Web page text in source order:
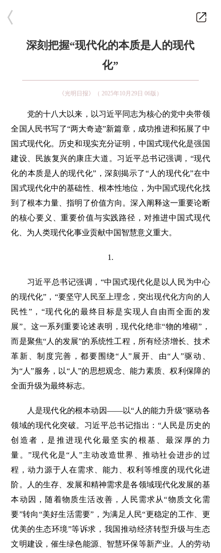
深刻把握“现代化的本质是人的现代
化”
《光明日报》（ 2025年10月29日 06版）
党的十八大以来，以习近平同志为核心的党中央带领
全国人民书写了“两大奇迹”新篇章，成功推进和拓展了中
国式现代化。历史和现实充分证明，中国式现代化是强国
建设、民族复兴的康庄大道。习近平总书记强调，“现代
化的本质是人的现代化”，深刻揭示了“人的现代化”在中
国式现代化中的基础性、根本性地位，为中国式现代化找
到了根本力量、指明了价值方向。深入阐释这一重要论断
的核心要义、重要价值与实践路径，对推进中国式现代
化、为人类现代化事业贡献中国智慧意义重大。
1.
习近平总书记强调，“中国式现代化是以人民为中心
的现代化”，“要坚守人民至上理念，突出现代化方向的人
民性”，“现代化的最终目标是实现人自由而全面的发
展”。这一系列重要论述表明，现代化绝非“物的堆砌”，
而是聚焦“人的发展”的系统性工程，所有经济增长、技术
革新、制度完善，都要围绕“人”展开、由“人”驱动、
为“人”服务，以“人”的思想观念、能力素质、权利保障的
全面升级为最终标志。
人是现代化的根本动因——以“人的能力升级”驱动各
领域的现代化突破。习近平总书记指出：“人民是历史的
创造者，是推进现代化最坚实的根基、最深厚的力
量。”现代化是“人”主动改造世界、推动社会进步的过
程，动力源于人在需求、能力、权利等维度的现代化进
阶。人的生存、发展和精神需求是各领域现代化发展的基
本动因，随着物质生活改善，人民需求从“物质文化需
要”转向“美好生活需要”，为满足人民“更稳定的工作、更
优美的生态环境”等诉求，我国推动经济转型升级与生态
文明建设，催生绿色能源、智慧环保等新产业。人的劳动